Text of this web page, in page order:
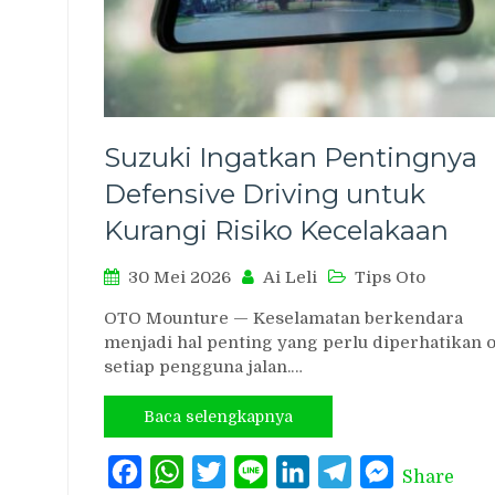
Suzuki Ingatkan Pentingnya
Defensive Driving untuk
Kurangi Risiko Kecelakaan
30 Mei 2026 Ai Leli Tips Oto
OTO Mounture — Keselamatan berkendara
menjadi hal penting yang perlu diperhatikan
setiap pengguna jalan.…
Baca selengkapnya
FacebookWhatsAppTwitterLine LinkedInTelegramMessenger
Share